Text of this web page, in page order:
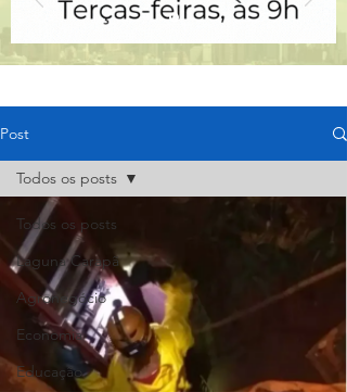
Post
Todos os posts
Laguna Carapã
Agronegócio
Economia
Educação
Todos os posts